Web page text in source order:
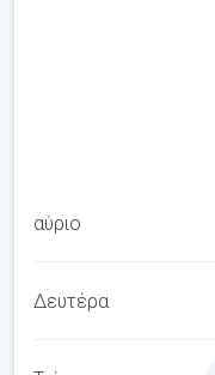
αύριο
Δευτέρα